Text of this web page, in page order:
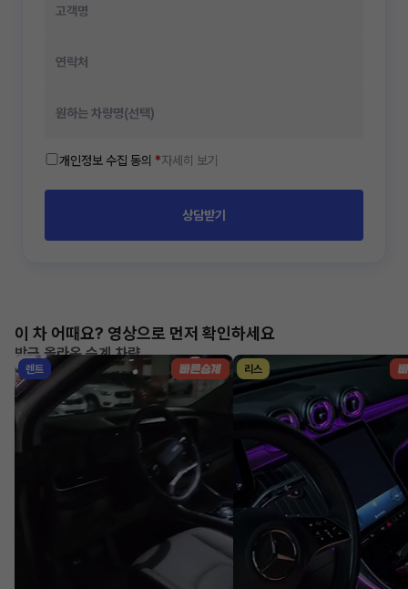
개인정보 수집 동의 *자세히 보기
상담받기
이 차 어때요? 영상으로 먼저 확인하세요
방금 올라온 승계 차량
렌트 리스